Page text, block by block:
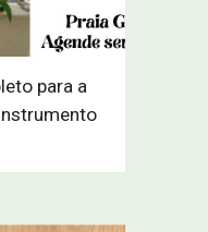
para a